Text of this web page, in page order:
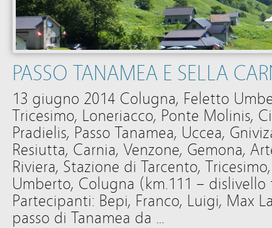
PASSO TANAMEA E SELLA
13 giugno 2014 Colugna, Feletto
Tricesimo, Loneriacco, Ponte Molinis,
Pradielis, Passo Tanamea, Uccea,
Resiutta, Carnia, Venzone, Gemona,
Riviera, Stazione di Tarcento,
Umberto, Colugna (km.111 –
Partecipanti: Bepi, Franco, Luigi, Max
passo di Tanamea da …